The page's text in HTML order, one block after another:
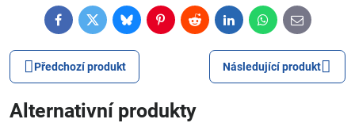
FacebookTwitterBlueskyPinterestRedditLinkedInWhatsApp
E-
mail
Předchozí produkt Následující produkt
Alternativní produkty